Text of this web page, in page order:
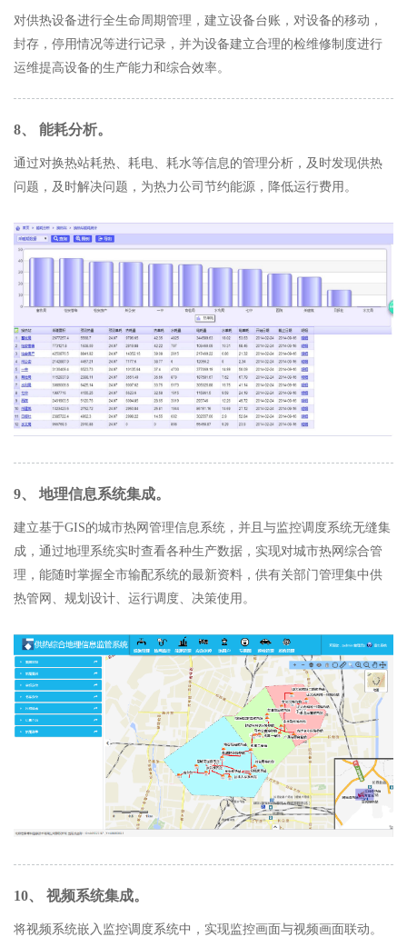
对供热设备进行全生命周期管理，建立设备台账，对设备的移动，
封存，停用情况等进行记录，并为设备建立合理的检维修制度进行
运维提高设备的生产能力和综合效率。
8、 能耗分析。
通过对换热站耗热、耗电、耗水等信息的管理分析，及时发现供热
问题，及时解决问题，为热力公司节约能源，降低运行费用。
9、 地理信息系统集成。
建立基于GIS的城市热网管理信息系统，并且与监控调度系统无缝集
成，通过地理系统实时查看各种生产数据，实现对城市热网综合管
理，能随时掌握全市输配系统的最新资料，供有关部门管理集中供
热管网、规划设计、运行调度、决策使用。
10、 视频系统集成。
将视频系统嵌入监控调度系统中，实现监控画面与视频画面联动。